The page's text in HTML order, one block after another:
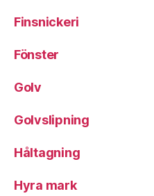
Finsnickeri
Fönster
Golv
Golvslipning
Håltagning
Hyra mark